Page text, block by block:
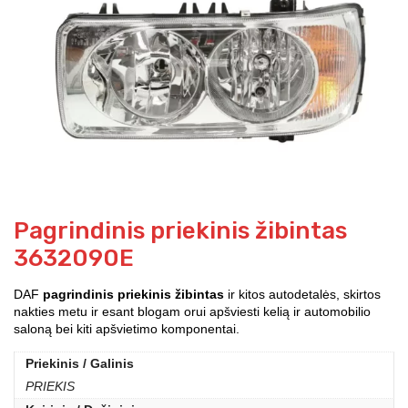
Pagrindinis priekinis žibintas
3632090E
DAF pagrindinis priekinis žibintas ir kitos autodetalės, skirtos
nakties metu ir esant blogam orui apšviesti kelią ir automobilio
saloną bei kiti apšvietimo komponentai.
Priekinis / Galinis
PRIEKIS